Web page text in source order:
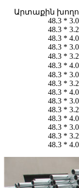
Արտաքին
48.3 * 3.0
48.3 * 3.2
48.3 * 4.0
48.3 * 3.0
48.3 * 3.2
48.3 * 4.0
48.3 * 3.0
48.3 * 3.2
48.3 * 4.0
48.3 * 3.0
48.3 * 3.2
48.3 * 4.0
48.3 * 3.0
48.3 * 3.2
48.3 * 4.0